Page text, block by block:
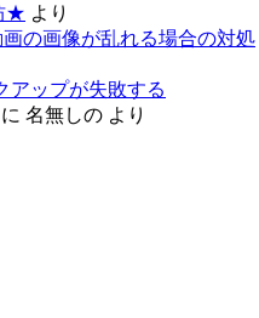
★ より
画の画像が乱れる場合の対処
アップが失敗する
に 名無しの より